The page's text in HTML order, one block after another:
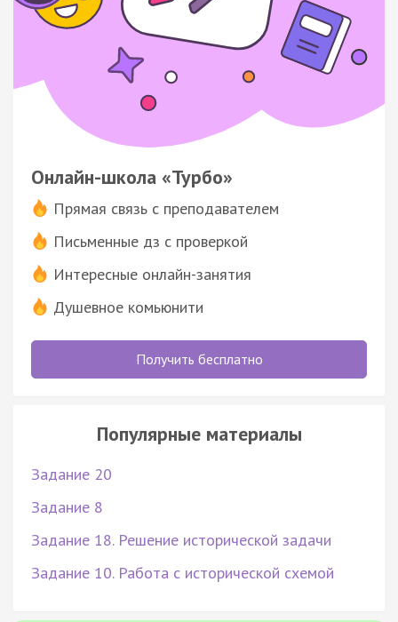
Онлайн-школа «Турбо»
Прямая связь с преподавателем
Письменные дз с проверкой
Интересные онлайн-занятия
Душевное комьюнити
Получить бесплатно
Популярные материалы
Задание 20
Задание 8
Задание 18. Решение исторической задачи
Задание 10. Работа с исторической схемой